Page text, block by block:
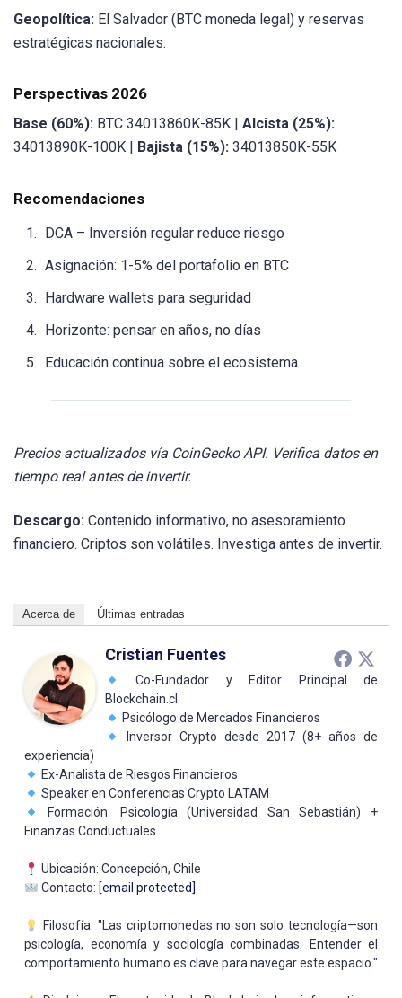
Geopolítica: El Salvador (BTC moneda legal) y reservas
estratégicas nacionales.
Perspectivas 2026
Base (60%): BTC 34013860K-85K | Alcista (25%):
34013890K-100K |
Bajista (15%): 34013850K-55K
Recomendaciones
DCA – Inversión regular reduce riesgo
Asignación: 1-5% del portafolio en BTC
Hardware wallets para seguridad
Horizonte: pensar en años, no días
Educación continua sobre el ecosistema
Precios actualizados vía CoinGecko API. Verifica datos en
tiempo real antes de invertir.
Descargo: Contenido informativo, no asesoramiento
financiero. Criptos son volátiles. Investiga antes de invertir.
Acerca de Últimas entradas
Cristian Fuentes
Co-Fundador y Editor Principal de
Blockchain.cl
Psicólogo de Mercados Financieros
Inversor Crypto desde 2017 (8+ años de
experiencia)
Ex-Analista de Riesgos Financieros
Speaker en Conferencias Crypto LATAM
Formación: Psicología (Universidad San Sebastián) +
Finanzas Conductuales
Ubicación: Concepción, Chile
Contacto: [email protected]
Filosofía: "Las criptomonedas no son solo tecnología—son
psicología, economía y sociología combinadas. Entender el
comportamiento humano es clave para navegar este espacio."